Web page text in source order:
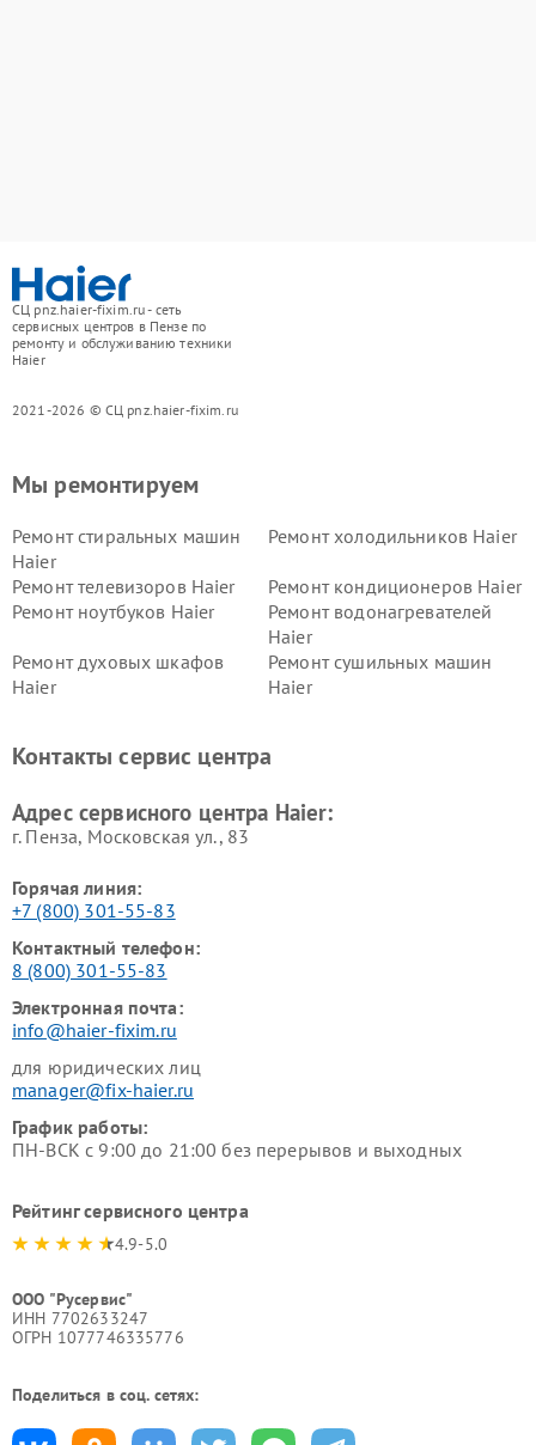
СЦ pnz.haier-fixim.ru - сеть
сервисных центров в Пензе по
ремонту и обслуживанию техники
Haier
2021-2026 © СЦ pnz.haier-fixim.ru
Мы ремонтируем
Ремонт стиральных машин
Haier
Ремонт холодильников Haier
Ремонт телевизоров Haier
Ремонт кондиционеров Haier
Ремонт ноутбуков Haier
Ремонт водонагревателей
Haier
Ремонт духовых шкафов
Haier
Ремонт сушильных машин
Haier
Ремонт роботов-пылесосов
Ремонт посудомоечных
Контакты сервис центра
Адрес сервисного центра Haier:
г. Пенза, Московская ул., 83
Горячая линия:
+7 (800) 301-55-83
Контактный телефон:
8 (800) 301-55-83
Электронная почта:
info@haier-fixim.ru
для юридических лиц
manager@fix-haier.ru
График работы:
ПН-ВСК с 9:00 до 21:00 без перерывов и выходных
Рейтинг сервисного центра
4.9-5.0
ООО "Русервис"
ИНН 7702633247
ОГРН 1077746335776
Поделиться в соц. сетях: